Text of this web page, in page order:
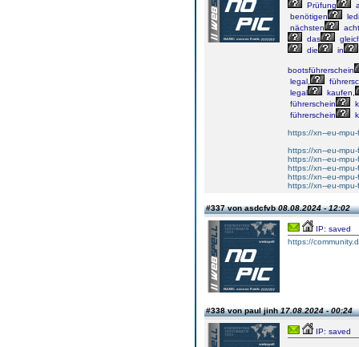
Prüfung
benötigen
nächsten
acht
das
die
in
bootsführerschein
legal,
legal
kaufen,
führerschein
führerschein
https://xn--eu-
https://xn--eu-
https://xn--eu-
https://xn--eu-
https://xn--eu-
https://xn--eu-
#337 von asdcfvb08.08.2024 - 12:02
IP: saved
https://
#338 von paul jinh17.08.2024 - 00:24
IP: saved